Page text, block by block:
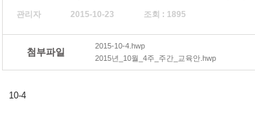
관리자 2015-10-23 조회 : 1895
첨부파일
2015-10-4.hwp
2015년_10월_4주_주간_교육안.hwp
10-4